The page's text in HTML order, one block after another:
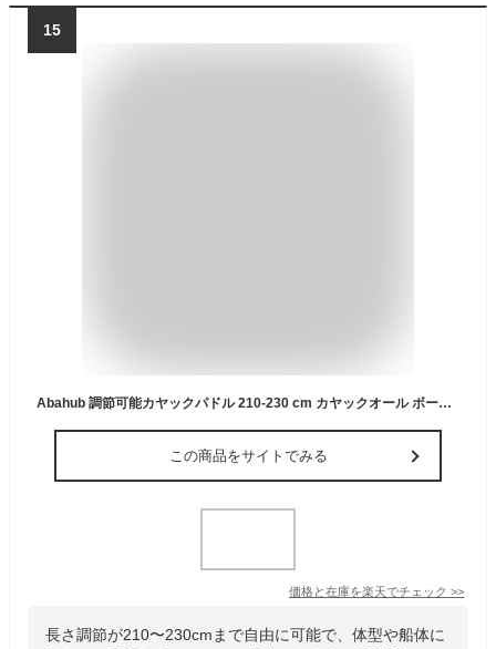
15
Abahub 調節可能カヤックパドル 210-230 cm カヤックオール ボートオール カヌーオール ブルーにホワイト ウェーブプリント
この商品をサイトでみる
価格と在庫を楽天でチェック >>
長さ調節が210〜230cmまで自由に可能で、体型や船体に